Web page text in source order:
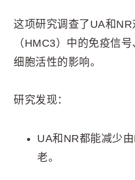
这项研究调查了UA和
（HMC3）中的免疫信
细胞活性的影响。
研究发现：
UA和NR都能减少
老。